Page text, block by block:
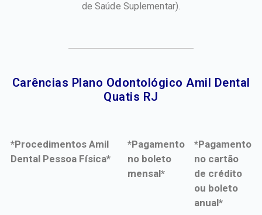
de Saúde Suplementar).
Carências Plano Odontológico Amil Dental
Quatis RJ​
*Procedimentos Amil
Dental Pessoa Física*
*Pagamento
no boleto
mensal*
*Pagamento
no cartão
de crédito
ou boleto
anual*